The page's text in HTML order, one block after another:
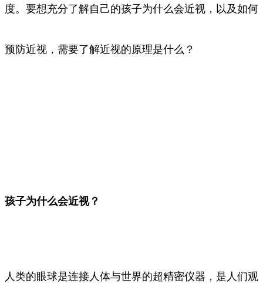
度。要想充分了解自己的孩子为什么会近视，以及如何
预防近视，需要了解近视的原理是什么？
孩子为什么会近视？
人类的眼球是连接人体与世界的超精密仪器，是人们观